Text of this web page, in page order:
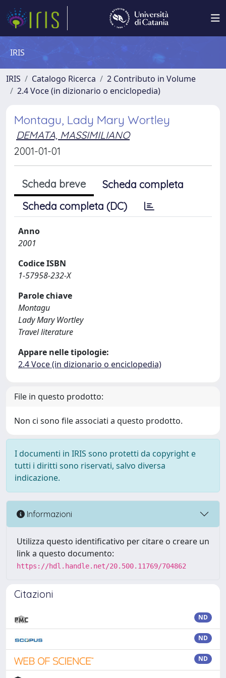
IRIS
IRIS Catalogo Ricerca
2 Contributo in Volume
2.4 Voce (in dizionario o enciclopedia)
Montagu, Lady Mary Wortley
DEMATA, MASSIMILIANO
2001-01-01
Scheda breve
Scheda completa
Scheda completa (DC)
Anno
2001
Codice ISBN
1-57958-232-X
Parole chiave
Montagu
Lady Mary Wortley
Travel literature
Appare nelle tipologie:
2.4 Voce (in dizionario o enciclopedia)
File in questo prodotto:
Non ci sono file associati a questo prodotto.
I documenti in IRIS sono protetti da copyright e
tutti i diritti sono riservati, salvo diversa
indicazione.
Informazioni
Utilizza questo identificativo per citare o creare un
link a questo documento:
https://hdl.handle.net/20.500.11769/704862
Citazioni
ND
ND
ND